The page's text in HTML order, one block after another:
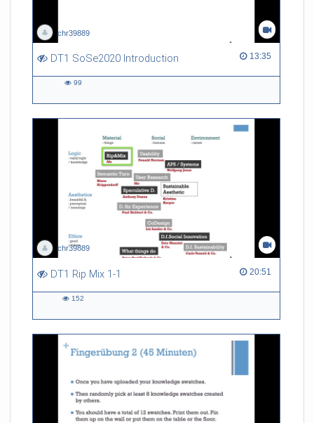
chr39889
DT1 SoSe2020 Introduction 13:35
13:35 duration
99
chr39889
DT1 Rip Mix 1-1 20:51
20:51 duration
152